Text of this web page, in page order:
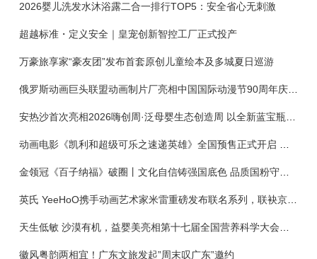
2026婴儿洗发水沐浴露二合一排行TOP5：安全省心无刺激
超越标准・定义安全｜皇宠创新智控工厂正式投产
万豪旅享家“豪友团”发布首套原创儿童绘本及多城夏日巡游
俄罗斯动画巨头联盟动画制片厂亮相中国国际动漫节90周年庆开启中国之旅新篇章
金领冠《百子纳福》破圈丨文化自信铸强国底色 品质国粉守护新生
英氏 YeeHoO携手动画艺术家米雷重磅发布联名系列，联袂京东深化全渠道战略
徽风粤韵两相宜！广东文旅发起”周末叹广东”邀约